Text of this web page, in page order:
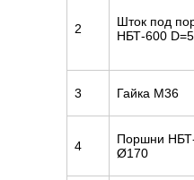
2
Шток под
НБТ-600
3 Гайка М36
4
Поршни
Ø170